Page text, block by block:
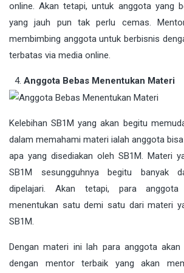
online. Akan tetapi, untuk anggota yang
yang jauh pun tak perlu cemas.
membimbing anggota untuk berbisnis
terbatas via media online.
Anggota Bebas Menentukan Materi
Kelebihan SB1M yang akan begitu
dalam memahami materi ialah anggota
apa yang disediakan oleh SB1M. Materi
SB1M sesungguhnya begitu banyak
dipelajari. Akan tetapi, para anggota
menentukan satu demi satu dari materi
SB1M.
Dengan materi ini lah para anggota akan
dengan mentor terbaik yang akan